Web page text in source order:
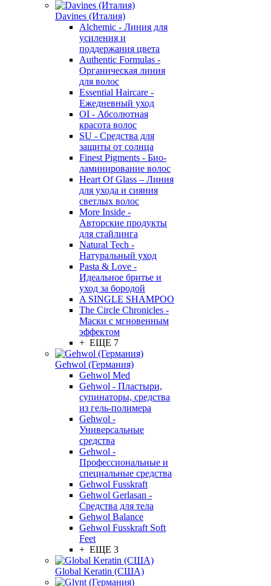
Davines (Италия)
Alchemic - Линия для
усиления и
поддержания цвета
Authentic Formulas -
Органическая линия
для волос
Essential Haircare -
Eжедневный уход
OI - Абсолютная
красота волос
SU - Средства для
защиты от солнца
Finest Pigments - Био-
ламинирование волос
Heart Of Glass – Линия
для ухода и сияния
светлых волос
More Inside -
Авторские продукты
для стайлинга
Natural Tech -
Натуральный уход
Pasta & Love -
Идеальное бритье и
уход за бородой
A SINGLE SHAMPOO
The Circle Chronicles -
Маски с мгновенным
эффектом
+ ЕЩЕ 7
Gehwol (Германия)
Gehwol Med
Gehwol - Пластыри,
супинаторы, средства
из гель-полимера
Gehwol -
Универсальные
средства
Gehwol -
Профессиональные и
специальные средства
Gehwol Fusskraft
Gehwol Gerlasan -
Средства для тела
Gehwol Balance
Gehwol Fusskraft Soft
Feet
+ ЕЩЕ 3
Global Keratin (США)